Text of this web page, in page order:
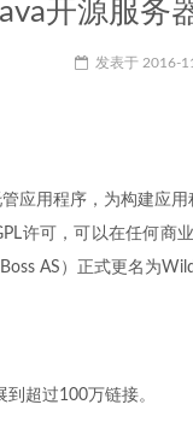
开源服务
发表于 2016-
应用程序，为构建应
许可，可以在任何商
AS）正式更名为
超过100万链接。